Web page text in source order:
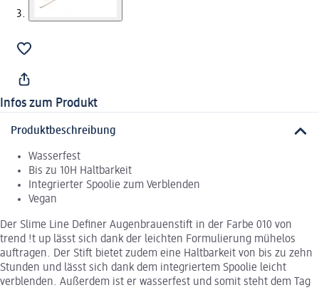
Infos zum Produkt
Produktbeschreibung
Wasserfest
Bis zu 10H Haltbarkeit
Integrierter Spoolie zum Verblenden
Vegan
Der Slime Line Definer Augenbrauenstift in der Farbe 010 von
trend !t up lässt sich dank der leichten Formulierung mühelos
auftragen. Der Stift bietet zudem eine Haltbarkeit von bis zu zehn
Stunden und lässt sich dank dem integriertem Spoolie leicht
verblenden. Außerdem ist er wasserfest und somit steht dem Tag